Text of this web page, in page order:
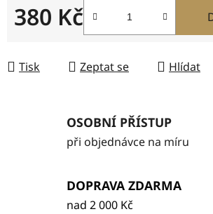
380 Kč
Tisk Zeptat se Hlídat
OSOBNÍ PŘÍSTUP
při objednávce na míru
DOPRAVA ZDARMA
nad 2 000 Kč